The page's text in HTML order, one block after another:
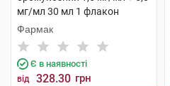
мг/мл 30 мл 1 флакон
Фармак
Є в наявності
від 328.30 грн